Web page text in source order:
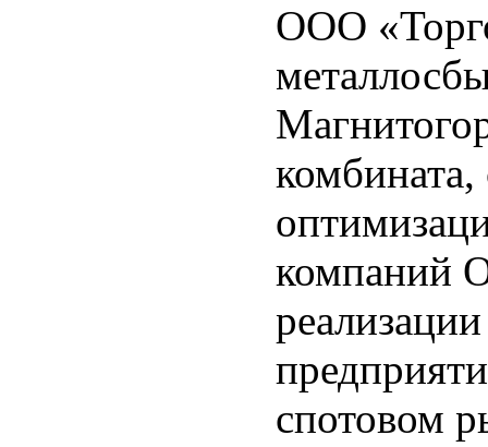
ООО
комбината,
компаний
спотовом